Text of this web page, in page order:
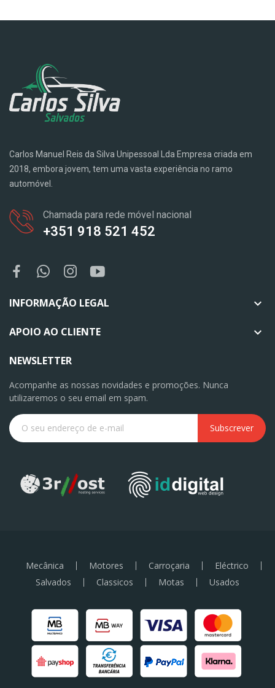
Carlos Manuel Reis da Silva Unipessoal Lda Empresa criada em
2018, embora jovem, tem uma vasta experiência no ramo
automóvel.
Chamada para rede móvel nacional
+351 918 521 452
INFORMAÇÃO LEGAL 
APOIO AO CLIENTE 
NEWSLETTER
Acompanhe as nossas novidades e promoções. Nunca
utilizaremos o seu email em spam.
Subscrever
Mecânica Motores Carroçaria
Eléctrico
Salvados
Classicos Motas Usados